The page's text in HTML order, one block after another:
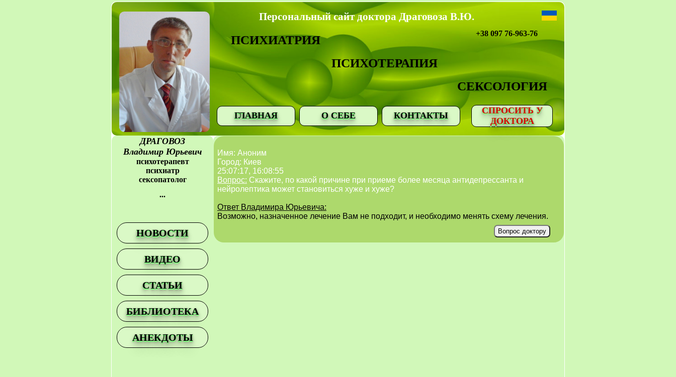
Персональный сайт доктора Драговоза В.Ю.
+38 097 76-963-76
ПСИХИАТРИЯ
ПСИХОТЕРАПИЯ
СЕКСОЛОГИЯ
ГЛАВНАЯ О СЕБЕ КОНТАКТЫ
СПРОСИТЬ У
ДОКТОРА
ДРАГОВОЗ
Владимир Юрьевич
психотерапевт
психиатр
сексопатолог
...
НОВОСТИ
ВИДЕО
СТАТЬИ
БИБЛИОТЕКА
АНЕКДОТЫ
Имя: Аноним
Город: Киев
25:07:17, 16:08:55
Вопрос: Скажите, по какой причине при приеме более месяца антидепрессанта и
нейролептика может становиться хуже и хуже?
Ответ Владимира Юрьевича:
Возможно, назначенное лечение Вам не подходит, и необходимо менять схему лечения.